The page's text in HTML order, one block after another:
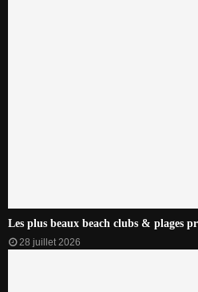
Les plus beaux beach clubs & plages
28 juillet 2026